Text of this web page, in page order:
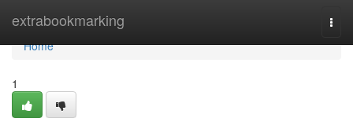
extrabookmarking
Home
Home
1